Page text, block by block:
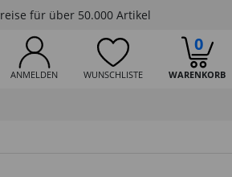
für über 50.000 Artikel
ANMELDEN WUNSCHLISTE WARENKORB
0
STARTEN